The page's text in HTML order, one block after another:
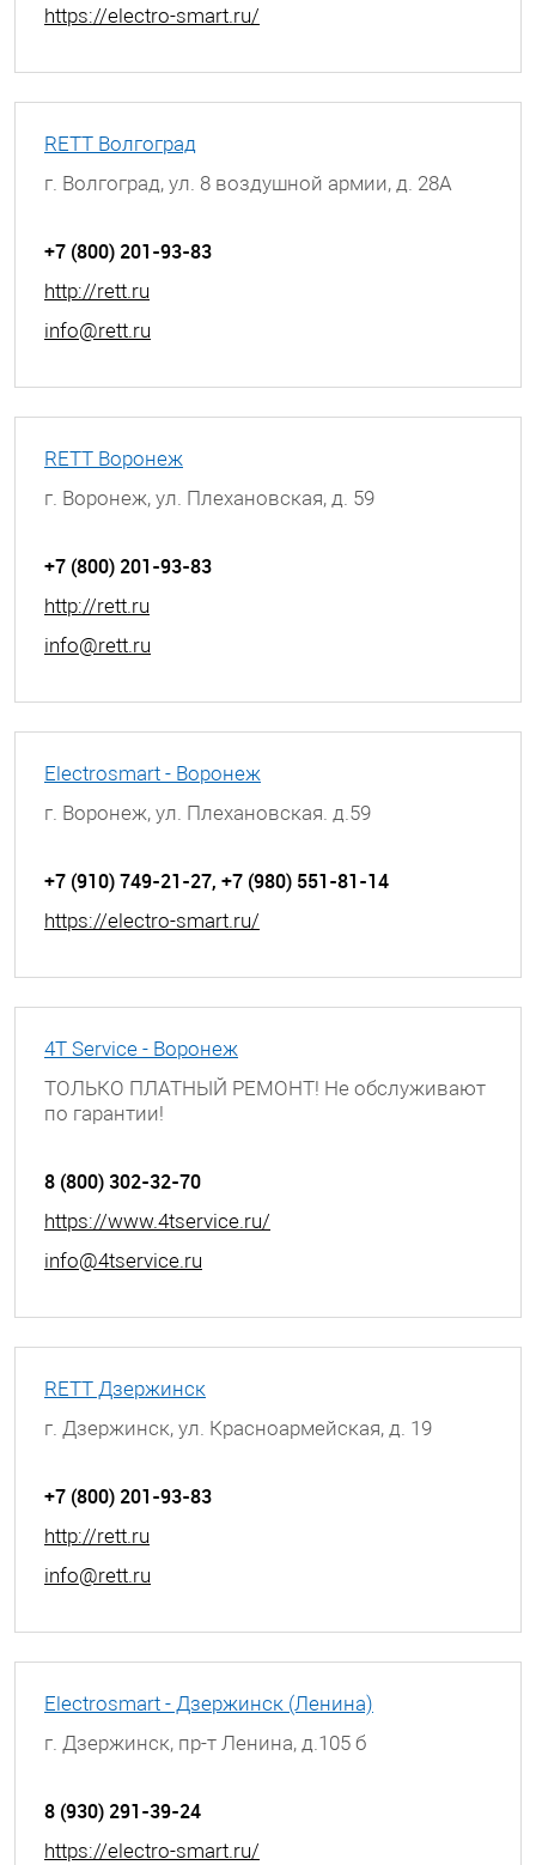
https://electro-smart.ru/
RETT Волгоград
г. Волгоград, ул. 8 воздушной армии, д. 28А
+7 (800) 201-93-83
http://rett.ru
info@rett.ru
RETT Воронеж
г. Воронеж, ул. Плехановская, д. 59
+7 (800) 201-93-83
http://rett.ru
info@rett.ru
Electrosmart - Воронеж
г. Воронеж, ул. Плехановская. д.59
+7 (910) 749-21-27, +7 (980) 551-81-14
https://electro-smart.ru/
4T Service - Воронеж
ТОЛЬКО ПЛАТНЫЙ РЕМОНТ! Не обслуживают
по гарантии!
8 (800) 302-32-70
https://www.4tservice.ru/
info@4tservice.ru
RETT Дзержинск
г. Дзержинск, ул. Красноармейская, д. 19
+7 (800) 201-93-83
http://rett.ru
info@rett.ru
Electrosmart - Дзержинск (Ленина)
г. Дзержинск, пр-т Ленина, д.105 б
8 (930) 291-39-24
https://electro-smart.ru/